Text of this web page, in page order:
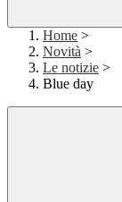
Home >
Novità >
Le notizie >
Blue day